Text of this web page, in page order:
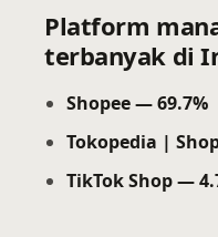
Platform
terbanyak di
Shopee — 69.7%
Tokopedia |
TikTok Shop —